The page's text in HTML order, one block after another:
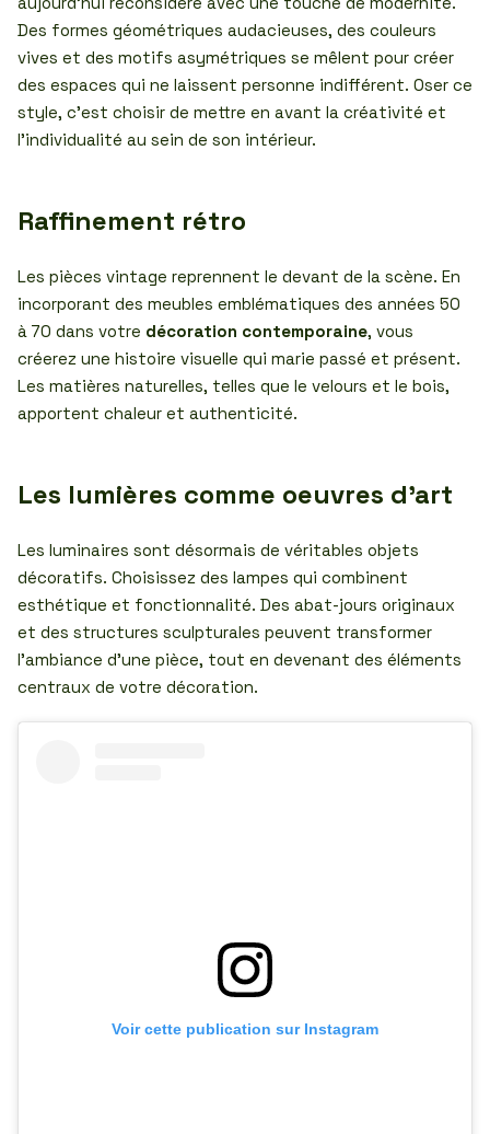
Des formes géométriques audacieuses, des couleurs
vives et des motifs asymétriques se mêlent pour créer
des espaces qui ne laissent personne indifférent. Oser ce
style, c’est choisir de mettre en avant la créativité et
l’individualité au sein de son intérieur.
Raffinement rétro
Les pièces vintage reprennent le devant de la scène. En
incorporant des meubles emblématiques des années 50
à 70 dans votre décoration contemporaine, vous
créerez une histoire visuelle qui marie passé et présent.
Les matières naturelles, telles que le velours et le bois,
apportent chaleur et authenticité.
Les lumières comme oeuvres d’art
Les luminaires sont désormais de véritables objets
décoratifs. Choisissez des lampes qui combinent
esthétique et fonctionnalité. Des abat-jours originaux
et des structures sculpturales peuvent transformer
l’ambiance d’une pièce, tout en devenant des éléments
centraux de votre décoration.
Voir cette publication sur Instagram